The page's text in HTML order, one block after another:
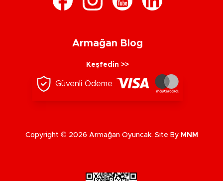
Armağan Blog
Keşfedin >>
Güvenli Ödeme
Copyright © 2026 Armağan Oyuncak. Site By MNM